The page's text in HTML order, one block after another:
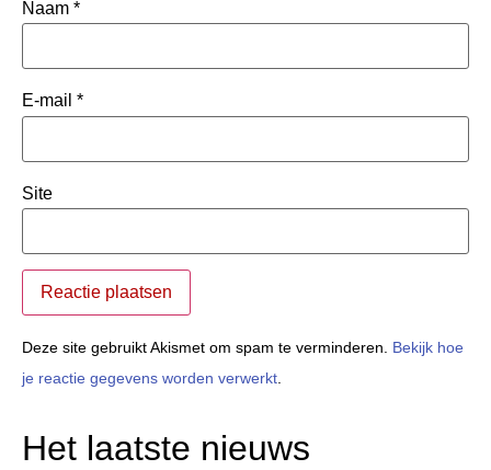
Naam *
E-mail *
Site
Deze site gebruikt Akismet om spam te verminderen. Bekijk hoe
je reactie gegevens worden verwerkt
Het laatste nieuws